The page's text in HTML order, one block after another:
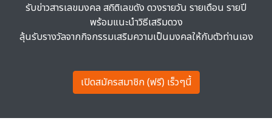
รับข่าวสารเลขมงคล สถิติเลขดัง ดวงรายวัน รายเดือน รายปี
พร้อมแนะนำวิธีเสริมดวง
ลุ้นรับรางวัลจากกิจกรรมเสริมความเป็นมงคลให้กับตัวท่านเอง
เปิดสมัครสมาชิก (ฟรี) เร็วๆนี้